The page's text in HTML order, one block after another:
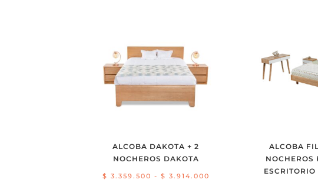
ALCOBA DAKOTA + 2
NOCHEROS DAKOTA
$ 3.359.500 - $ 3.914.000
ALCOBA
NOCHEROS